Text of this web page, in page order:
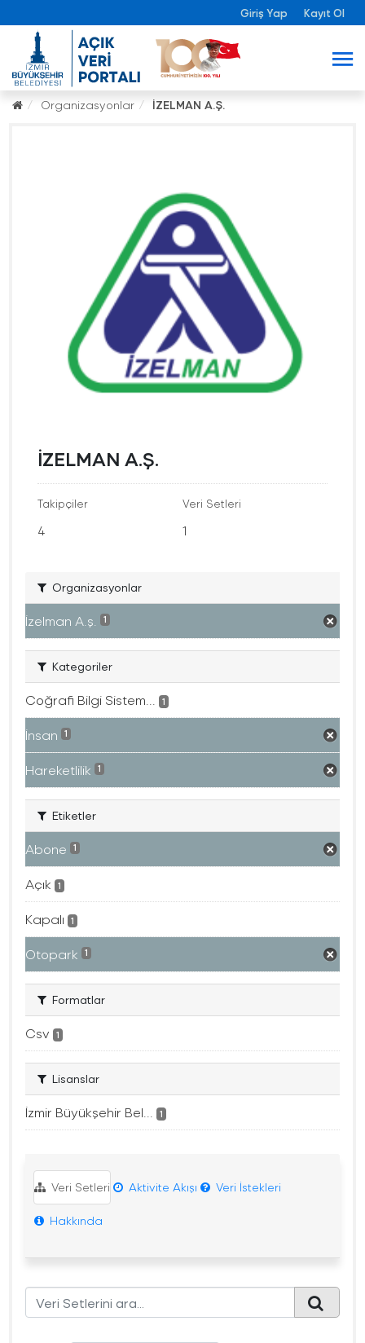
Giriş Yap Kayıt Ol
Organizasyonlar İZELMAN A.Ş.
İZELMAN A.Ş.
Takipçiler
4
Veri Setleri
1
Organizasyonlar
İzelman A.ş. 1
Kategoriler
Coğrafi Bilgi Sistem... 1
İnsan 1
Hareketlilik 1
Etiketler
Abone 1
Açık 1
Kapalı 1
Otopark 1
Formatlar
Csv 1
Lisanslar
İzmir Büyükşehir Bel... 1
Veri Setleri Aktivite Akışı Veri İstekleri
Hakkında